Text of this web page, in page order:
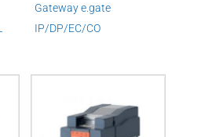
Gatewaye.gate
IP/DP/EC/CO